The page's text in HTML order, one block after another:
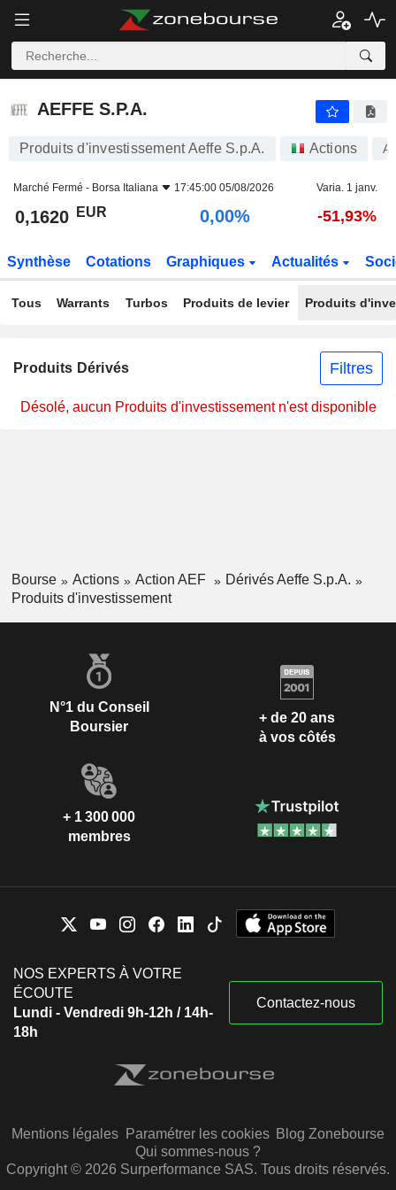
AEFFE S.P.A.
AEFFE S.P.A.
Produits d'investissement Aeffe S.p.A. Actions
Marché Fermé - Borsa Italiana 17:45:00 05/08/2026 Varia. 1 janv.
0,1620 EUR 0,00% -51,93%
Synthèse Cotations Graphiques Actualités
Tous Warrants Turbos Produits de levier Produits
Produits Dérivés Filtres
Désolé, aucun Produits d'investissement n'est disponible
Bourse Actions Action AEF
Dérivés Aeffe S.p.A.
Produits d'investissement
N°1 du Conseil
Boursier
+ de 20 ans
à vos côtés
+ 1 300 000
membres
NOS EXPERTS À VOTRE
ÉCOUTE
Lundi - Vendredi 9h-12h / 14h-
18h
Contactez-nous
Mentions légales Paramétrer les cookies Blog Zonebourse
Qui sommes-nous ?
Copyright © 2026 Surperformance SAS. Tous droits réservés.